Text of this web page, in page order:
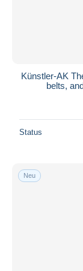
Künstler-AK
belts,
Status
Neu